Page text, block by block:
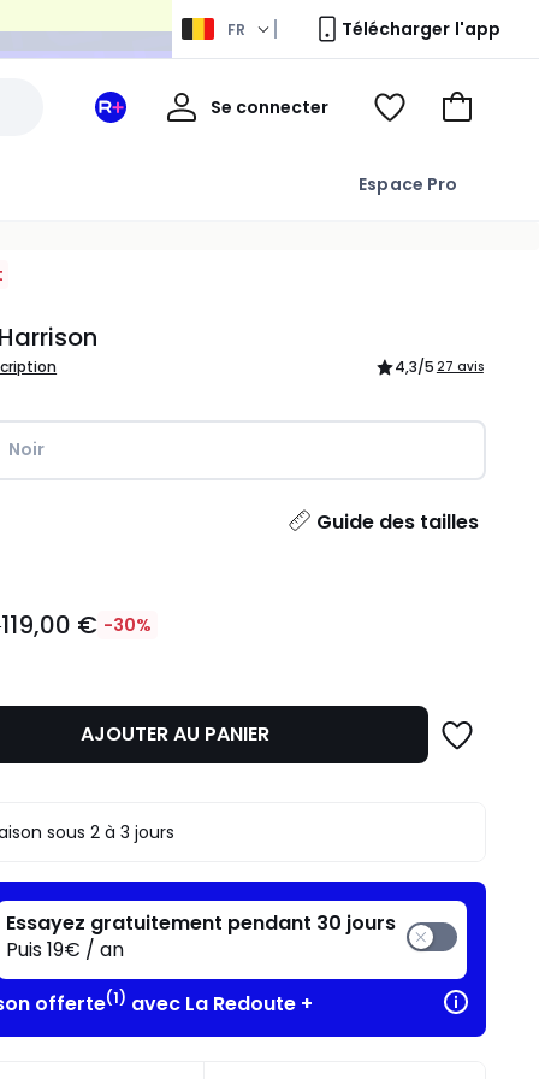
FR Télécharger l'app
Espace Pro
Mon
Se connecter
Mon
Voir
Aller
4,3/5 27 avis
Noir
Guide des tailles
119,00 € -30%
AJOUTER AU PANIER
sous 2 à 3 jours
Essayez gratuitement pendant 30 jours
Puis 19€ / an
offerte(1) avec La Redoute +